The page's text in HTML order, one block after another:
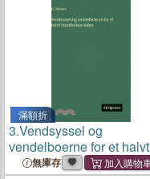
滿額折
3.Vendsyssel og
vendelboerne for et halvt
hundredaar siden
無庫存